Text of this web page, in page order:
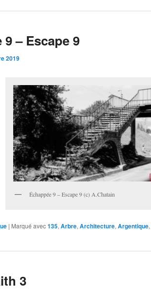
9 – Escape 9
2019
Échappée 9 – Escape 9 (c) A.Chatain
| Marqué avec135, Arbre, Architecture, Argentique,
3